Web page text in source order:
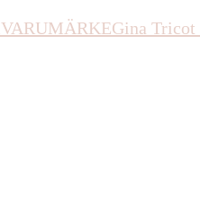
VARUMÄRKEGina Tricot